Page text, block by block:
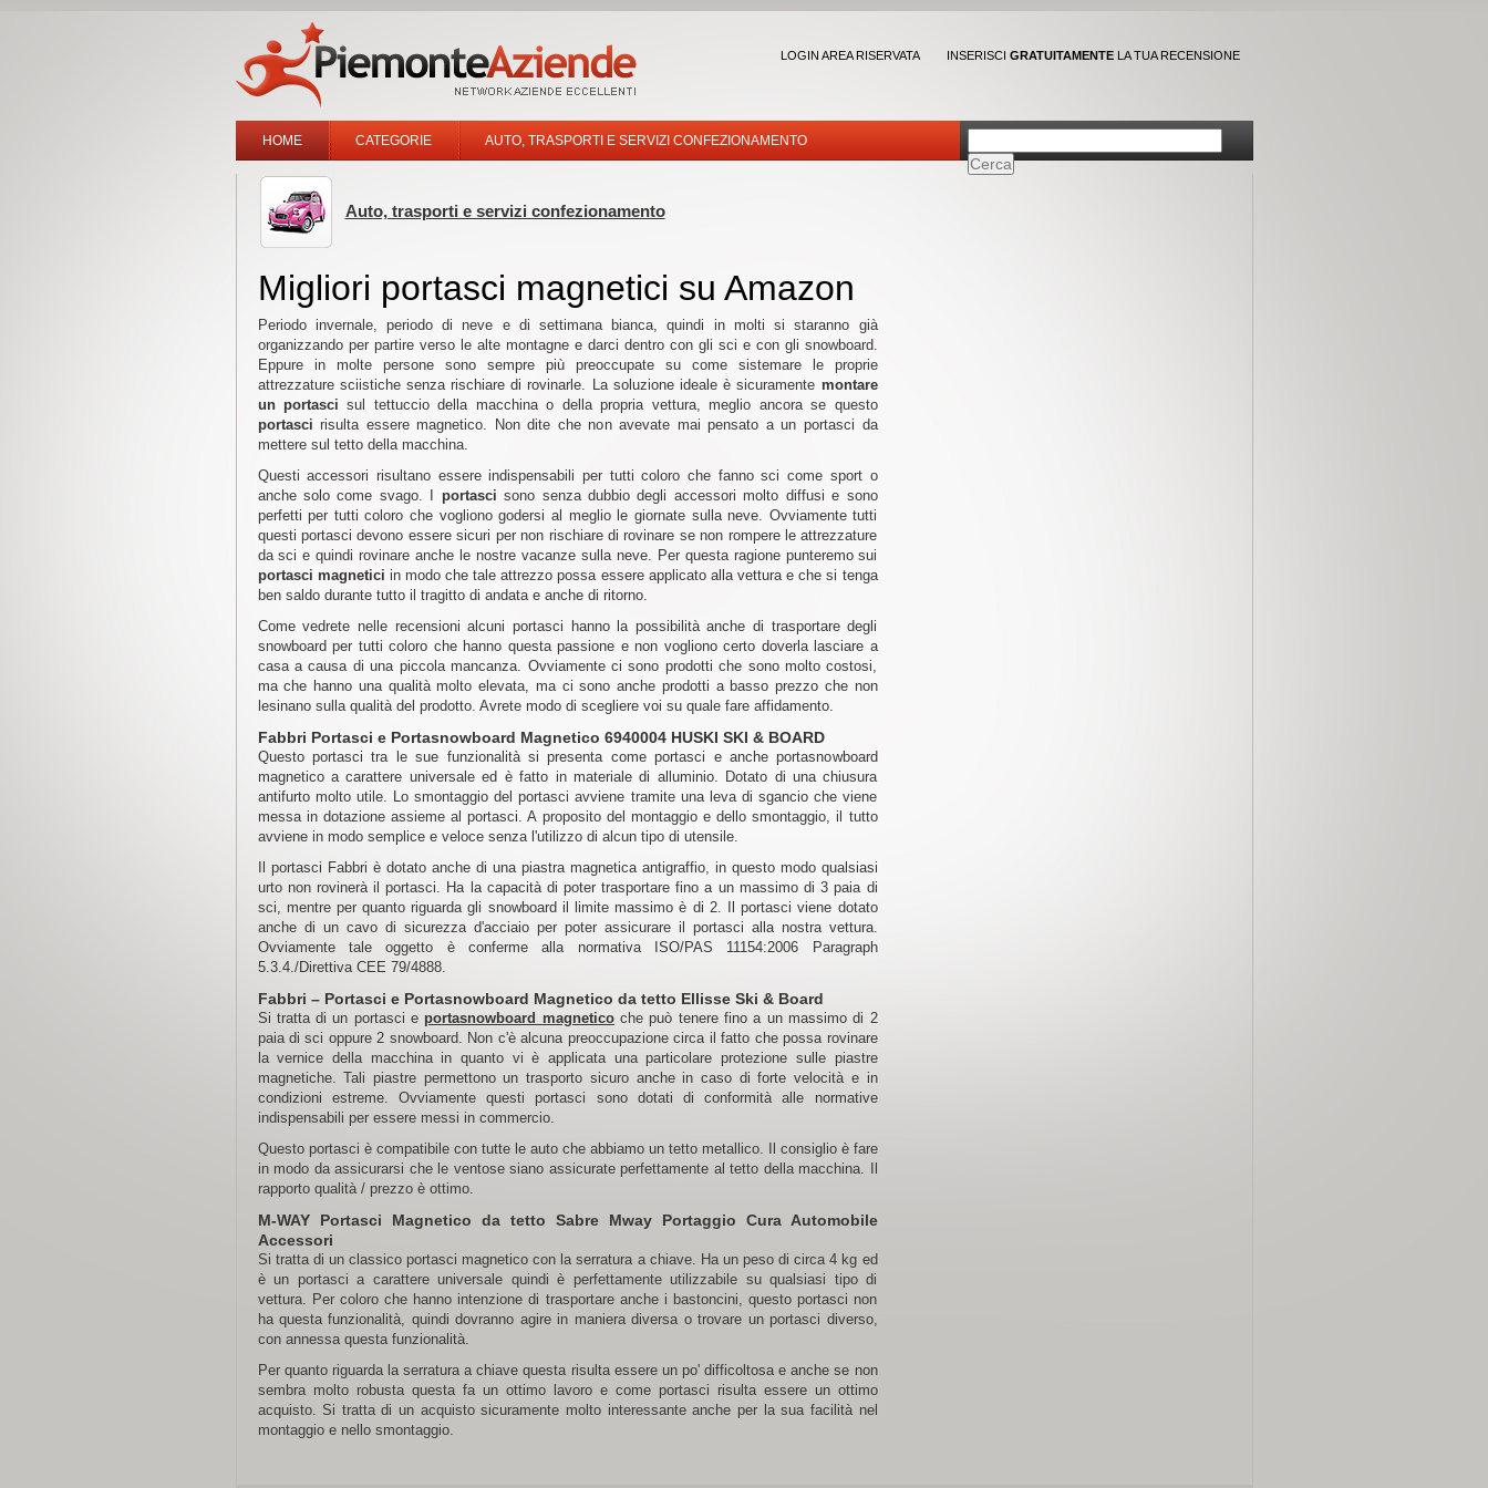
LOGIN AREA RISERVATA INSERISCI GRATUITAMENTELA TUA RECENSIONE
HOME CATEGORIE AUTO, TRASPORTI E SERVIZI CONFEZIONAMENTO
Auto, trasporti e servizi confezionamento
Migliori portasci magnetici su Amazon
Periodo invernale, periodo di neve e di settimana bianca, quindi in molti si staranno già
organizzando per partire verso le alte montagne e darci dentro con gli sci e con gli snowboard.
Eppure in molte persone sono sempre più preoccupate su come sistemare le proprie
attrezzature sciistiche senza rischiare di rovinarle. La soluzione ideale è sicuramente montare
un portasci sul tettuccio della macchina o della propria vettura, meglio ancora se questo
portasci risulta essere magnetico. Non dite che non avevate mai pensato a un portasci da
mettere sul tetto della macchina.
Questi accessori risultano essere indispensabili per tutti coloro che fanno sci come sport o
anche solo come svago. I portasci sono senza dubbio degli accessori molto diffusi e sono
perfetti per tutti coloro che vogliono godersi al meglio le giornate sulla neve. Ovviamente tutti
questi portasci devono essere sicuri per non rischiare di rovinare se non rompere le attrezzature
da sci e quindi rovinare anche le nostre vacanze sulla neve. Per questa ragione punteremo sui
portasci magnetici in modo che tale attrezzo possa essere applicato alla vettura e che si tenga
ben saldo durante tutto il tragitto di andata e anche di ritorno.
Come vedrete nelle recensioni alcuni portasci hanno la possibilità anche di trasportare degli
snowboard per tutti coloro che hanno questa passione e non vogliono certo doverla lasciare a
casa a causa di una piccola mancanza. Ovviamente ci sono prodotti che sono molto costosi,
ma che hanno una qualità molto elevata, ma ci sono anche prodotti a basso prezzo che non
lesinano sulla qualità del prodotto. Avrete modo di scegliere voi su quale fare affidamento.
Fabbri Portasci e Portasnowboard Magnetico 6940004 HUSKI SKI & BOARD
Questo portasci tra le sue funzionalità si presenta come portasci e anche portasnowboard
magnetico a carattere universale ed è fatto in materiale di alluminio. Dotato di una chiusura
antifurto molto utile. Lo smontaggio del portasci avviene tramite una leva di sgancio che viene
messa in dotazione assieme al portasci. A proposito del montaggio e dello smontaggio, il tutto
avviene in modo semplice e veloce senza l'utilizzo di alcun tipo di utensile.
Il portasci Fabbri è dotato anche di una piastra magnetica antigraffio, in questo modo qualsiasi
urto non rovinerà il portasci. Ha la capacità di poter trasportare fino a un massimo di 3 paia di
sci, mentre per quanto riguarda gli snowboard il limite massimo è di 2. Il portasci viene dotato
anche di un cavo di sicurezza d'acciaio per poter assicurare il portasci alla nostra vettura.
Ovviamente tale oggetto è conferme alla normativa ISO/PAS 11154:2006 Paragraph
5.3.4./Direttiva CEE 79/4888.
Fabbri – Portasci e Portasnowboard Magnetico da tetto Ellisse Ski & Board
Si tratta di un portasci e portasnowboard magneticoche può tenere fino a un massimo di 2
paia di sci oppure 2 snowboard. Non c'è alcuna preoccupazione circa il fatto che possa rovinare
la vernice della macchina in quanto vi è applicata una particolare protezione sulle piastre
magnetiche. Tali piastre permettono un trasporto sicuro anche in caso di forte velocità e in
condizioni estreme. Ovviamente questi portasci sono dotati di conformità alle normative
indispensabili per essere messi in commercio.
Questo portasci è compatibile con tutte le auto che abbiamo un tetto metallico. Il consiglio è fare
in modo da assicurarsi che le ventose siano assicurate perfettamente al tetto della macchina. Il
rapporto qualità / prezzo è ottimo.
M-WAY Portasci Magnetico da tetto Sabre Mway Portaggio Cura Automobile
Accessori
Si tratta di un classico portasci magnetico con la serratura a chiave. Ha un peso di circa 4 kg ed
è un portasci a carattere universale quindi è perfettamente utilizzabile su qualsiasi tipo di
vettura. Per coloro che hanno intenzione di trasportare anche i bastoncini, questo portasci non
ha questa funzionalità, quindi dovranno agire in maniera diversa o trovare un portasci diverso,
con annessa questa funzionalità.
Per quanto riguarda la serratura a chiave questa risulta essere un po' difficoltosa e anche se non
sembra molto robusta questa fa un ottimo lavoro e come portasci risulta essere un ottimo
acquisto. Si tratta di un acquisto sicuramente molto interessante anche per la sua facilità nel
montaggio e nello smontaggio.